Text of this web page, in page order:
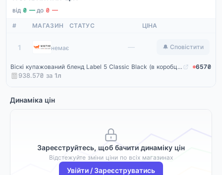
від ₴ —·до ₴ —
# МАГАЗИН СТАТУС ЦІНА
1 Winetime
немає — 🔔 Сповістити
Віскі купажований бленд Label 5 Сlassic Black (в коробці) 0,7 л
657₴
938.57₴ за 1л
Динаміка цін
Зареєструйтесь, щоб бачити динаміку цін
Відстежуйте зміни ціни по всіх магазинах
Увійти / Зареєструватись